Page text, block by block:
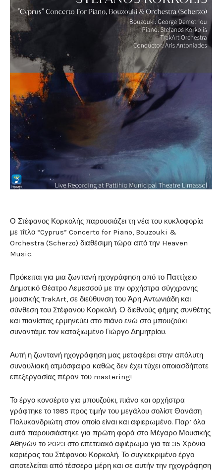
Ο Στέφανος Κορκολής παρουσιάζει τη νέα του κυκλοφορία
με τίτλο “Cyprus” Concerto for Piano, Bouzouki &
Orchestra (Scherzo) διαθέσιμη τώρα από την Heaven
Music.
Πρόκειται για μια ζωντανή ηχογράφηση από το Παττίχειο
Δημοτικό Θέατρο Λεμεσσού με την ορχήστρα σύγχρονης
μουσικής TrakArt, σε διεύθυνση του Άρη Αντωνιάδη και
σύνθεση του Στέφανου Κορκολή. Ο διεθνούς φήμης συνθέτης
και πιανίστας ερμηνεύει στο πιάνο ενώ στο μπουζούκι
συναντάμε τον καταξιωμένο Γιώργο Δημητρίου.
Αυτή η ζωντανή ηχογράφηση μας μεταφέρει στην απόλυτη
συναυλιακή ατμόσφαιρα καθώς δεν έχει τύχει οποιασδήποτε
επεξεργασίας πέραν του mastering!
Το έργο κονσέρτο για μπουζούκι, πιάνο και ορχήστρα
γράφτηκε το 1985 προς τιμήν του μεγάλου σολίστ Θανάση
Πολυκανδριώτη στον οποίο είναι και αφιερωμένο. Παρ’ όλα
αυτά παρουσιάστηκε για πρώτη φορά στο Μέγαρο Μουσικής
Αθηνών το 2023 στο επετειακό αφιέρωμα για τα 35 Χρόνια
καριέρας του Στέφανου Κορκολή. Το συγκεκριμένο έργο
αποτελείται από τέσσερα μέρη και σε αυτήν την ηχογράφηση